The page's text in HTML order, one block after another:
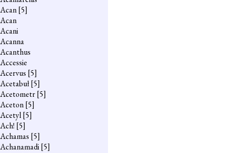
Acan[5]
Acan
Acani
Acanna
Acanthus
Accessie
Acervus [5]
Acetabuł[5]
Acetometr[5]
Aceton[5]
Acetyl[5]
Ach! [5]
Achamas [5]
Achanamadi[5]